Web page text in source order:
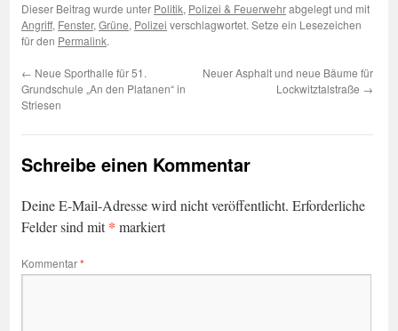
Dieser Beitrag wurde unter Politik, Polizei & Feuerwehrabgelegt und mit
Angriff, Fenster,Grüne, Polizei verschlagwortet. Setze ein Lesezeichen
für den Permalink.
← Neue Sporthalle für 51.
Grundschule „An den Platanen“ in
Striesen
Neuer Asphalt und neue Bäume für
Lockwitztalstraße →
Schreibe einen Kommentar
Deine E-Mail-Adresse wird nicht veröffentlicht. Erforderliche
Felder sind mit* markiert
Kommentar*